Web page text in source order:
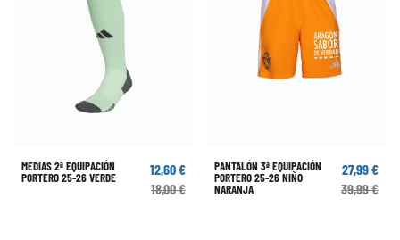
MEDIAS 2ª EQUIPACIÓN
PORTERO 25-26 VERDE
12,60 €
18,00 €
PANTALÓN 3ª EQUIPACIÓN
PORTERO 25-26 NIÑO
NARANJA
27,99 €
39,99 €